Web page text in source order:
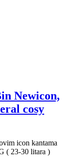
Newicon,
cosy
icon kantama
( 23-30 litara )